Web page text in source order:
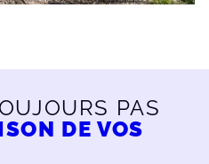
PAS
DE VOS